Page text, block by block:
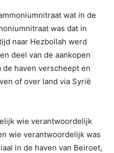
wat in de
was dat in
naar Hezbollah werd
deel van de aankopen
haven verscheept en
of over land via Syrië
wie verantwoordelijk
wie verantwoordelijk was
in de haven van Beiroet,